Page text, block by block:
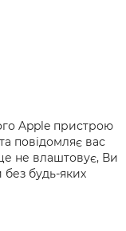
Apple пристрою
повідомляє вас
не влаштовує, Ви
без будь-яких